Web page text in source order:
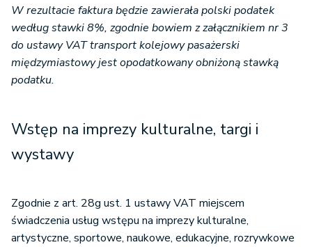
W rezultacie faktura będzie zawierała polski podatek
według stawki 8%, zgodnie bowiem z załącznikiem nr 3
do ustawy VAT transport kolejowy pasażerski
międzymiastowy jest opodatkowany obniżoną stawką
podatku.
Wstęp na imprezy kulturalne, targi i
wystawy
Zgodnie z art. 28g ust. 1 ustawy VAT miejscem
świadczenia usług wstępu na imprezy kulturalne,
artystyczne, sportowe, naukowe, edukacyjne, rozrywkowe